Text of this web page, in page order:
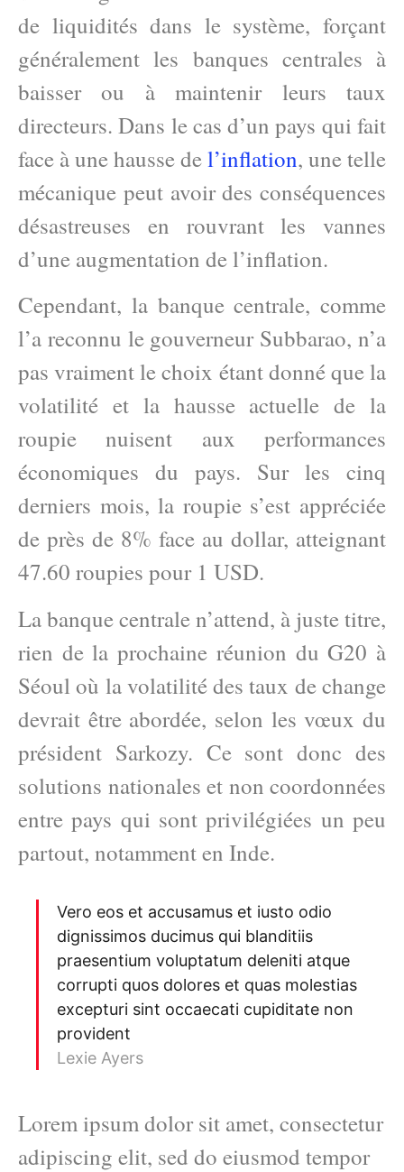
de liquidités dans le système, forçant
généralement les banques centrales à
baisser ou à maintenir leurs taux
directeurs. Dans le cas d’un pays qui fait
face à une hausse del’inflation, une telle
mécanique peut avoir des conséquences
désastreuses en rouvrant les vannes
d’une augmentation de l’inflation.
Cependant, la banque centrale, comme
l’a reconnu le gouverneur Subbarao, n’a
pas vraiment le choix étant donné que la
volatilité et la hausse actuelle de la
roupie nuisent aux performances
économiques du pays. Sur les cinq
derniers mois, la roupie s’est appréciée
de près de 8% face au dollar, atteignant
47.60 roupies pour 1 USD.
La banque centrale n’attend, à juste titre,
rien de la prochaine réunion du G20 à
Séoul où la volatilité des taux de change
devrait être abordée, selon les vœux du
président Sarkozy. Ce sont donc des
solutions nationales et non coordonnées
entre pays qui sont privilégiées un peu
partout, notamment en Inde.
Vero eos et accusamus et iusto odio
dignissimos ducimus qui blanditiis
praesentium voluptatum deleniti atque
corrupti quos dolores et quas molestias
excepturi sint occaecati cupiditate non
provident
Lexie Ayers
Lorem ipsum dolor sit amet, consectetur
adipiscing elit, sed do eiusmod tempor